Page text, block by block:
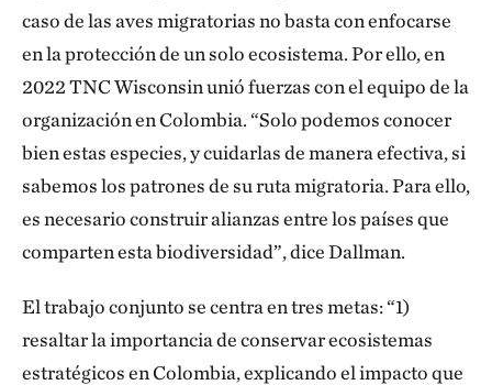
caso de las aves migratorias no basta con enfocarse
en la protección de un solo ecosistema. Por ello, en
2022 TNC Wisconsin unió fuerzas con el equipo de la
organización en Colombia. “Solo podemos conocer
bien estas especies, y cuidarlas de manera efectiva, si
sabemos los patrones de su ruta migratoria. Para ello,
es necesario construir alianzas entre los países que
comparten esta biodiversidad”, dice Dallman.
El trabajo conjunto se centra en tres metas: “1)
resaltar la importancia de conservar ecosistemas
estratégicos en Colombia, explicando el impacto que